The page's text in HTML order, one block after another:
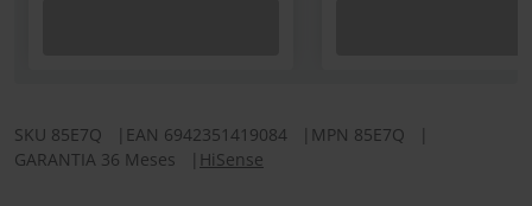
SKU 85E7Q EAN 6942351419084 MPN 85E7Q
GARANTIA 36 Meses
HiSense